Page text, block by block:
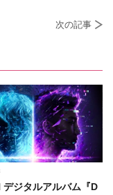
次の記事
デジタルアルバム『D